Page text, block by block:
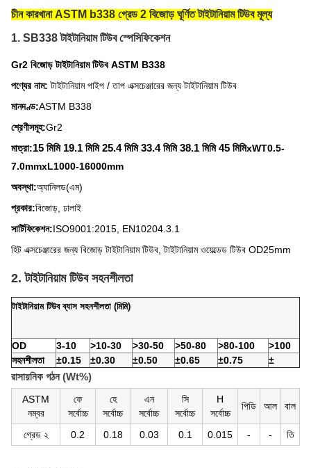
চীন কারখানা ASTM b338 গ্রেড 2 বিজোড় ঘূর্ণিত টাইটানিয়াম টিউব মূল্য
1. SB338 টাইটানিয়াম টিউব স্পেসিফিকেশন
Gr2 বিজোড় টাইটানিয়াম টিউব ASTM B338
পণ্যের নাম: টাইটানিয়াম পাইপ / তাপ এক্সচেঞ্জারের জন্য টাইটানিয়াম টিউব
মানদণ্ড:ASTM B338
শ্রেণীসমূহ:Gr2
মাত্রা:15 মিমি 19.1 মিমি 25.4 মিমি 33.4 মিমি 38.1 মিমি 45 মিমিxWT0.5-
7.0mmxL1000-16000mm
অবস্থা:অ্যানিলড(এম)
প্রকার:বিজোড়, ঢালাই
সার্টিফিকেশন:ISO9001:2015, EN10204.3.1
হিট এক্সচেঞ্জারের জন্য বিজোড় টাইটানিয়াম টিউব, টাইটানিয়াম ওয়েল্ডেড টিউব OD25mm
2. টাইটানিয়াম টিউব সহনশীলতা
টাইটানিয়াম টিউব ব্যাস সহনশীলতা (মিমি)
OD 3-10 >10-30 >30-50 >50-80 >80-100
>100
সহনশীলতা
±0.15 ±0.30 ±0.50 ±0.65 ±0.75 ±
রাসায়নিক গঠন (Wt%)
ASTM
নম্বর
ফে
সর্বোচ্চ
হে
সর্বোচ্চ
এন
সর্বোচ্চ
সি
সর্বোচ্চ
H
সর্বোচ্চ
পিডি আল বাল
গ্রেড ২ 0.2 0.18 0.03 0.1 0.015 - - তি